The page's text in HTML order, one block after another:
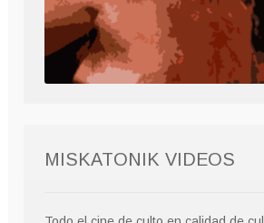
MISKATONIK VIDEOS